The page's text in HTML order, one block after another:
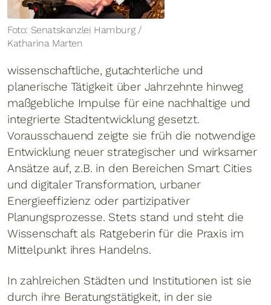
Foto: Senatskanzlei Hamburg /
Katharina Marten
wissenschaftliche, gutachterliche und
planerische Tätigkeit über Jahrzehnte hinweg
maßgebliche Impulse für eine nachhaltige und
integrierte Stadtentwicklung gesetzt.
Vorausschauend zeigte sie früh die notwendige
Entwicklung neuer strategischer und wirksamer
Ansätze auf, z.B. in den Bereichen Smart Cities
und digitaler Transformation, urbaner
Energieeffizienz oder partizipativer
Planungsprozesse. Stets stand und steht die
Wissenschaft als Ratgeberin für die Praxis im
Mittelpunkt ihres Handelns.
In zahlreichen Städten und Institutionen ist sie
durch ihre Beratungstätigkeit, in der sie